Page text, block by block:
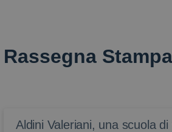
Rassegna Stampa
Aldini Valeriani, una scuola di